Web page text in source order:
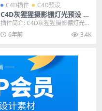
C4D插件 C4D预设
C4D灰猩猩摄影棚灯光预设 Gr
eyScaleGorilla–Light Kit Pr
o 3.0 Win
插件简介: C4D灰猩猩摄影棚灯光预
设 Light Kit Pro 3 是一款由...
6年前 3.4K